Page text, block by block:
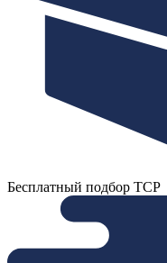
Бесплатный подбор ТСР